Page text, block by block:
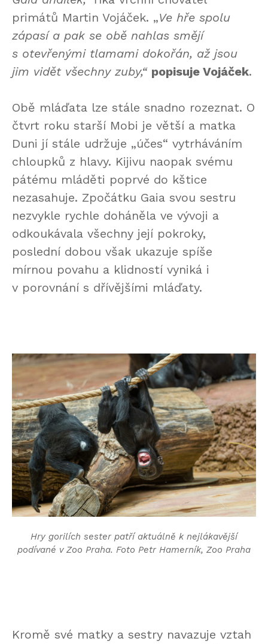
primátů Martin Vojáček. „Ve hře spolu
zápasí a pak se obě nahlas smějí
s otevřenými tlamami dokořán, až jsou
jim vidět všechny zuby,“ popisuje Vojáček.
Obě mláďata lze stále snadno rozeznat. O
čtvrt roku starší Mobi je větší a matka
Duni jí stále udržuje „účes“ vytrháváním
chloupků z hlavy. Kijivu naopak svému
pátému mláděti poprvé do kštice
nezasahuje. Zpočátku Gaia svou sestru
nezvykle rychle doháněla ve vývoji a
odkoukávala všechny její pokroky,
poslední dobou však ukazuje spíše
mírnou povahu a klidností vyniká i
v porovnání s dřívějšími mláďaty.
Hry gorilích sester patří aktuálně k nejlákavější
podívané v Zoo Praha. Foto Petr Hamerník, Zoo Praha
Kromě své matky a sestry navazuje vztah